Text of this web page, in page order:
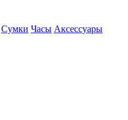
Сумки Часы Аксессуары